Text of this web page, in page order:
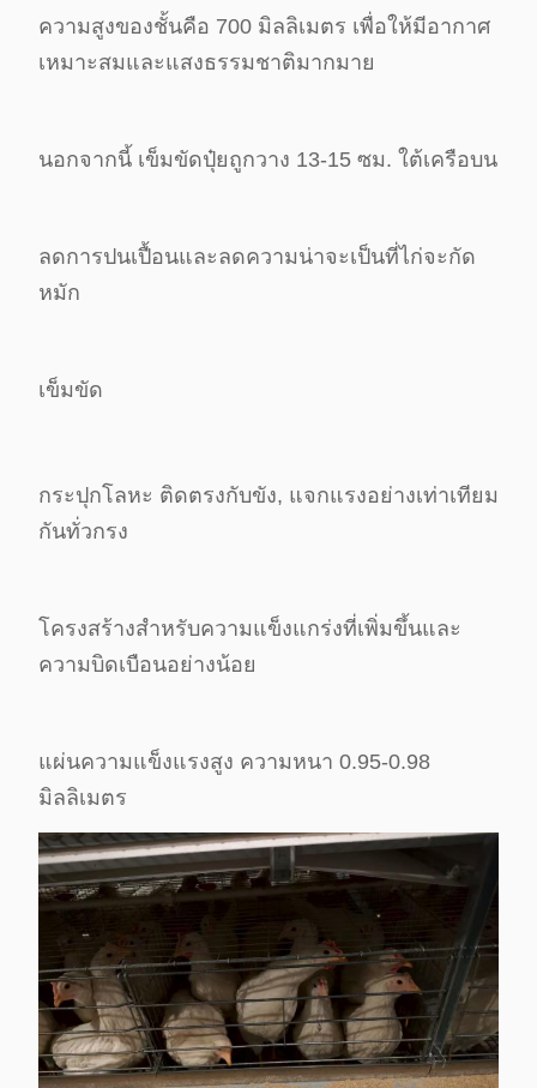
ความสูงของชั้นคือ 700 มิลลิเมตร เพื่อให้มีอากาศ
เหมาะสมและแสงธรรมชาติมากมาย
นอกจากนี้ เข็มขัดปุ๋ยถูกวาง 13-15 ซม. ใต้เครือบน
ลดการปนเปื้อนและลดความน่าจะเป็นที่ไก่จะกัด
หมัก
เข็มขัด
กระปุกโลหะ ติดตรงกับขัง, แจกแรงอย่างเท่าเทียม
กันทั่วกรง
โครงสร้างสําหรับความแข็งแกร่งที่เพิ่มขึ้นและ
ความบิดเบือนอย่างน้อย
แผ่นความแข็งแรงสูง ความหนา 0.95-0.98
มิลลิเมตร